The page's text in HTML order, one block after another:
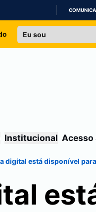
IR
COMUNICA
Institucional Acesso
digital está disponível